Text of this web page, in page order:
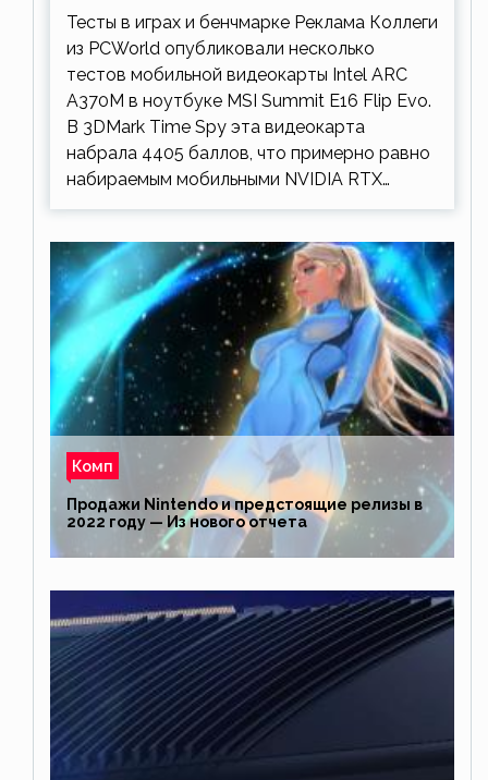
ноутбуков
Тесты в играх и бенчмарке Реклама Коллеги
из PCWorld опубликовали несколько
тестов мобильной видеокарты Intel ARC
A370M в ноутбуке MSI Summit E16 Flip Evo.
В 3DMark Time Spy эта видеокарта
набрала 4405 баллов, что примерно равно
набираемым мобильными NVIDIA RTX…
Комп
Продажи Nintendo и предстоящие релизы в
2022 году — Из нового отчета